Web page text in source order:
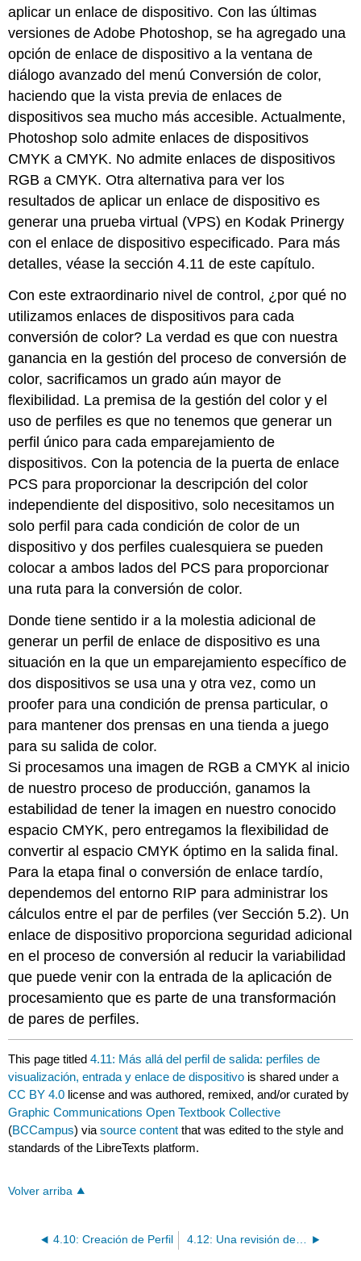
aplicar un enlace de dispositivo. Con las últimas
versiones de Adobe Photoshop, se ha agregado una
opción de enlace de dispositivo a la ventana de
diálogo avanzado del menú Conversión de color,
haciendo que la vista previa de enlaces de
dispositivos sea mucho más accesible. Actualmente,
Photoshop solo admite enlaces de dispositivos
CMYK a CMYK. No admite enlaces de dispositivos
RGB a CMYK. Otra alternativa para ver los
resultados de aplicar un enlace de dispositivo es
generar una prueba virtual (VPS) en Kodak Prinergy
con el enlace de dispositivo especificado. Para más
detalles, véase la sección 4.11 de este capítulo.
Con este extraordinario nivel de control, ¿por qué no
utilizamos enlaces de dispositivos para cada
conversión de color? La verdad es que con nuestra
ganancia en la gestión del proceso de conversión de
color, sacrificamos un grado aún mayor de
flexibilidad. La premisa de la gestión del color y el
uso de perfiles es que no tenemos que generar un
perfil único para cada emparejamiento de
dispositivos. Con la potencia de la puerta de enlace
PCS para proporcionar la descripción del color
independiente del dispositivo, solo necesitamos un
solo perfil para cada condición de color de un
dispositivo y dos perfiles cualesquiera se pueden
colocar a ambos lados del PCS para proporcionar
una ruta para la conversión de color.
Donde tiene sentido ir a la molestia adicional de
generar un perfil de enlace de dispositivo es una
situación en la que un emparejamiento específico de
dos dispositivos se usa una y otra vez, como un
proofer para una condición de prensa particular, o
para mantener dos prensas en una tienda a juego
para su salida de color.
Si procesamos una imagen de RGB a CMYK al inicio
de nuestro proceso de producción, ganamos la
estabilidad de tener la imagen en nuestro conocido
espacio CMYK, pero entregamos la flexibilidad de
convertir al espacio CMYK óptimo en la salida final.
Para la etapa final o conversión de enlace tardío,
dependemos del entorno RIP para administrar los
cálculos entre el par de perfiles (ver Sección 5.2). Un
enlace de dispositivo proporciona seguridad adicional
en el proceso de conversión al reducir la variabilidad
que puede venir con la entrada de la aplicación de
procesamiento que es parte de una transformación
de pares de perfiles.
This page titled4.11: Más allá del perfil de salida: perfiles de
visualización, entrada y enlace de dispositivo is shared under a
CC BY 4.0 license and was authored, remixed, and/or curated by
Graphic Communications Open Textbook Collective
(BCCampus) viasource content that was edited to the style and
standards of the LibreTexts platform.
Volver arriba
4.10: Creación de Perfil 4.12: Una revisión de las clases de perfil